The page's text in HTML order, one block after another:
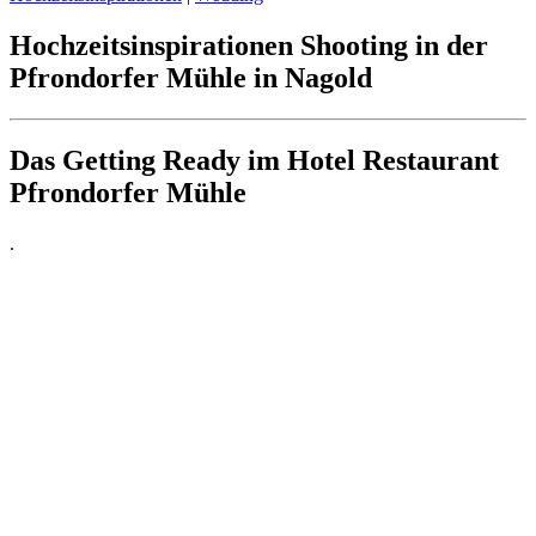
Hochzeitsinspirationen Shooting in der
Pfrondorfer Mühle in Nagold
Das Getting Ready im Hotel Restaurant
Pfrondorfer Mühle
.